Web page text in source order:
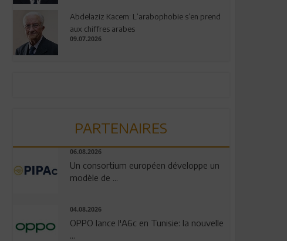
Abdelaziz Kacem: L’arabophobie s’en prend
aux chiffres arabes
09.07.2026
PARTENAIRES
06.08.2026
Un consortium européen développe un
modèle de ...
04.08.2026
OPPO lance l'A6c en Tunisie: la nouvelle